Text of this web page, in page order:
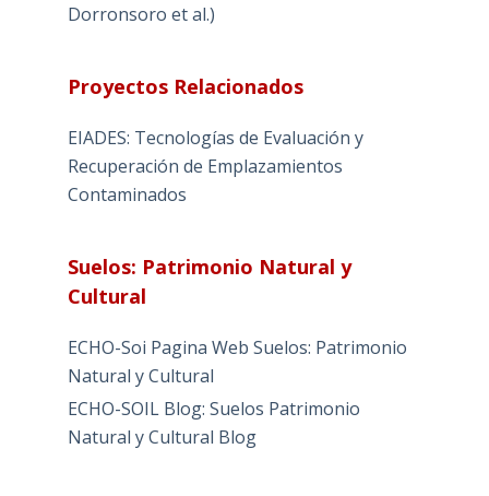
Dorronsoro et al.)
Proyectos Relacionados
EIADES: Tecnologías de Evaluación y
Recuperación de Emplazamientos
Contaminados
Suelos: Patrimonio Natural y
Cultural
ECHO-Soi Pagina Web Suelos: Patrimonio
Natural y Cultural
ECHO-SOIL Blog: Suelos Patrimonio
Natural y Cultural Blog